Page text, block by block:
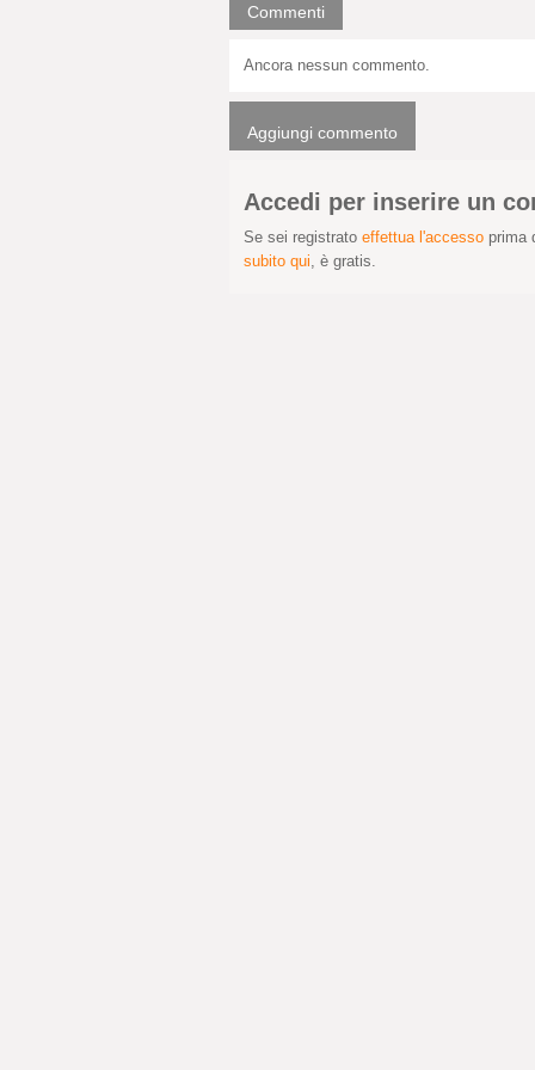
Commenti
Ancora nessun commento.
Aggiungi commento
Accedi per inserire un
Se sei registrato effettua l'accesso prima
subito qui , è gratis.